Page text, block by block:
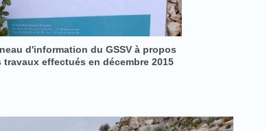
d'information du GSSV à propos
travaux effectués en décembre 2015